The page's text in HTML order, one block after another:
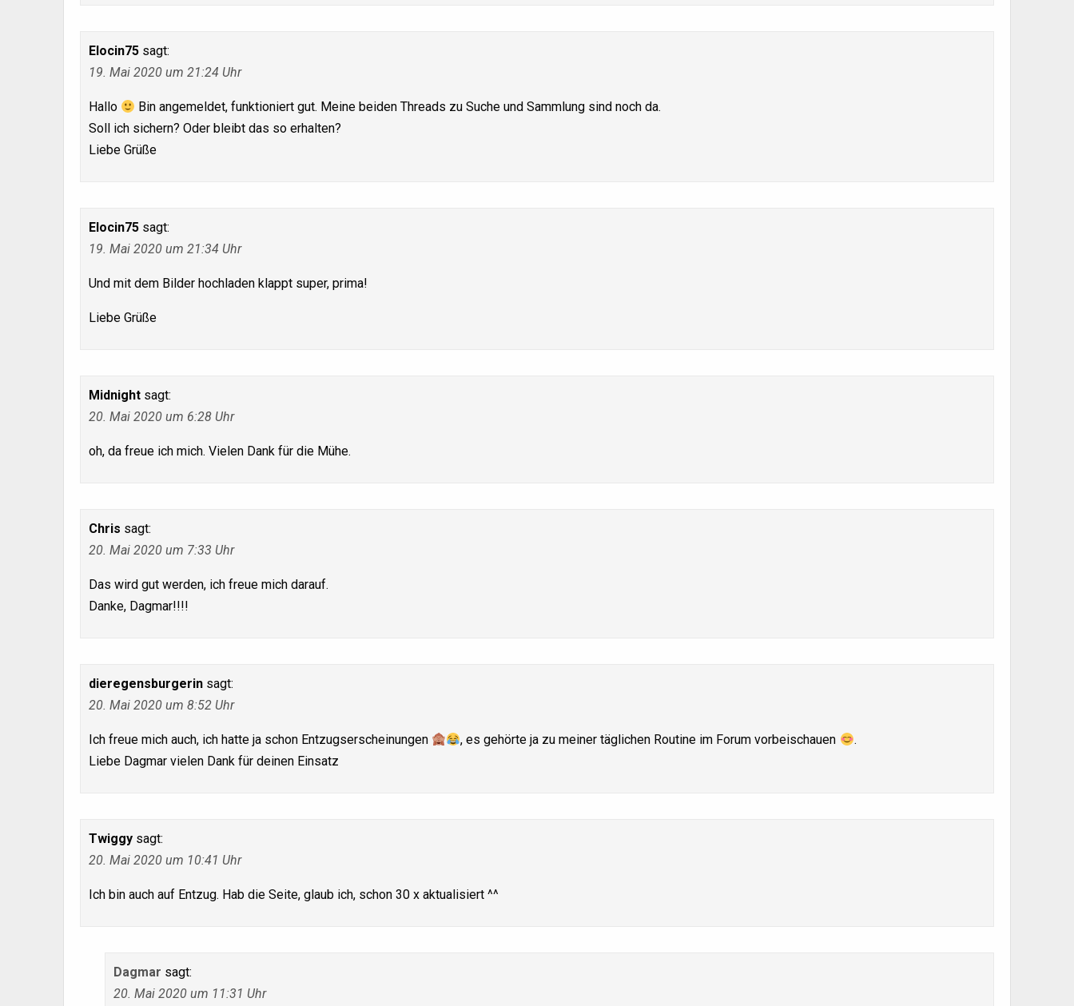
Elocin75 sagt:
19. Mai 2020 um 21:24 Uhr
Hallo
Bin angemeldet, funktioniert gut. Meine beiden Threads zu Suche und Sammlung sind noch da.
Soll ich sichern? Oder bleibt das so erhalten?
Liebe Grüße
Elocin75 sagt:
19. Mai 2020 um 21:34 Uhr
Und mit dem Bilder hochladen klappt super, prima!
Liebe Grüße
Midnight sagt:
20. Mai 2020 um 6:28 Uhr
oh, da freue ich mich. Vielen Dank für die Mühe.
Chris sagt:
20. Mai 2020 um 7:33 Uhr
Das wird gut werden, ich freue mich darauf.
Danke, Dagmar!!!!
dieregensburgerin sagt:
20. Mai 2020 um 8:52 Uhr
Ich freue mich auch, ich hatte ja schon Entzugserscheinungen , es gehörte ja zu meiner täglichen Routine im Forum vorbeischauen
.
Liebe Dagmar vielen Dank für deinen Einsatz
Twiggy sagt:
20. Mai 2020 um 10:41 Uhr
Ich bin auch auf Entzug. Hab die Seite, glaub ich, schon 30 x aktualisiert ^^
Dagmar sagt:
20. Mai 2020 um 11:31 Uhr